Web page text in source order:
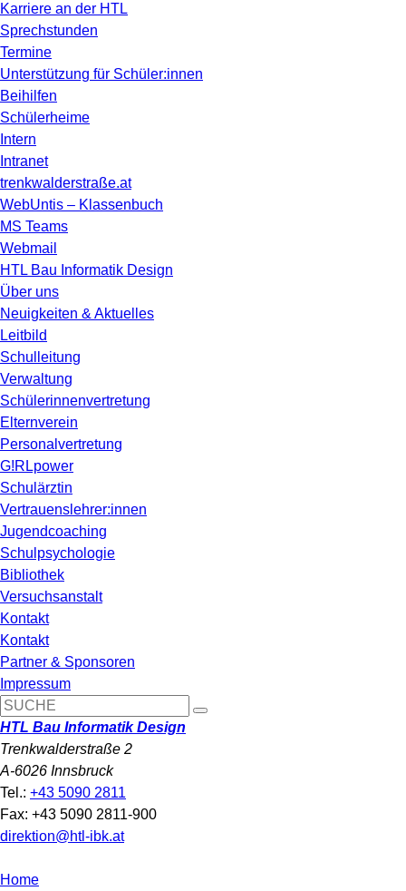
Karriere an der HTL
Sprechstunden
Termine
Unterstützung für Schüler:innen
Beihilfen
Schülerheime
Intern
Intranet
trenkwalderstraße.at
WebUntis – Klassenbuch
MS Teams
Webmail
HTL Bau Informatik Design
Über uns
Neuigkeiten & Aktuelles
Leitbild
Schulleitung
Verwaltung
Schülerinnenvertretung
Elternverein
Personalvertretung
G!RLpower
Schulärztin
Vertrauenslehrer:innen
Jugendcoaching
Schulpsychologie
Bibliothek
Versuchsanstalt
Kontakt
Kontakt
Partner & Sponsoren
Impressum
HTL Bau Informatik Design
Trenkwalderstraße 2
A-6026 Innsbruck
Tel.: +43 5090 2811
Fax: +43 5090 2811-900
direktion@htl-ibk.at
Home